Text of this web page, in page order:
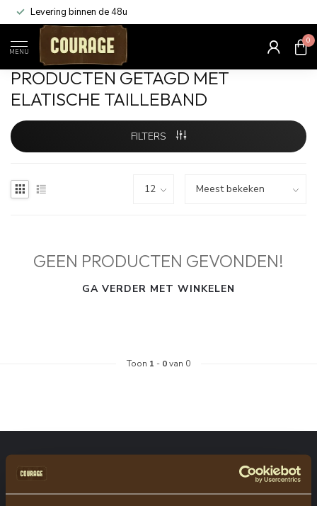
Levering binnen de 48u
MENU
0
Home Tags / elatische tailleband
PRODUCTEN GETAGD MET
ELATISCHE TAILLEBAND
FILTERS
GEEN PRODUCTEN GEVONDEN!
GA VERDER MET WINKELEN
Toon 1 - 0van 0
ABONNEER JE OP ONZE NIEUWSBRIEF
Blijf op de hoogte over onze laatste acties